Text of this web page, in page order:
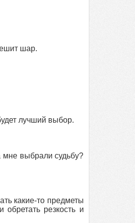
шар.
лучший выбор.
мне выбрали судьбу?
какие-то предметы
резкость и